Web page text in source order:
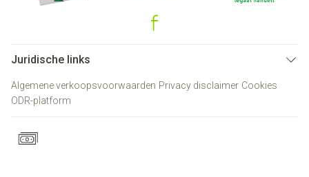
Juridische links
Algemene verkoopsvoorwaarden Privacy disclaimer Cookies
ODR-platform